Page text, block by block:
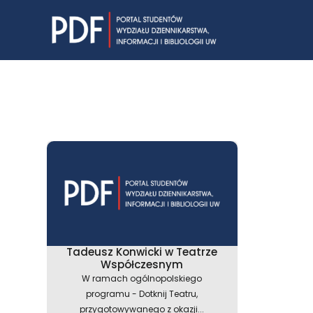
Tadeusz Konwicki w Teatrze
Współczesnym
W ramach ogólnopolskiego
programu - Dotknij Teatru,
przygotowywanego z okazji...